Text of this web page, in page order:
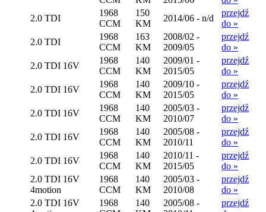
2.0 TDI
1968
CCM
150
KM
2014/06 - n/d
przejdź
do »
2.0 TDI
1968
CCM
163
KM
2008/02 -
2009/05
przejdź
do »
2.0 TDI 16V
1968
CCM
140
KM
2009/01 -
2015/05
przejdź
do »
2.0 TDI 16V
1968
CCM
140
KM
2009/10 -
2015/05
przejdź
do »
2.0 TDI 16V
1968
CCM
140
KM
2005/03 -
2010/07
przejdź
do »
2.0 TDI 16V
1968
CCM
140
KM
2005/08 -
2010/11
przejdź
do »
2.0 TDI 16V
1968
CCM
140
KM
2010/11 -
2015/05
przejdź
do »
2.0 TDI 16V
4motion
1968
CCM
140
KM
2005/03 -
2010/08
przejdź
do »
2.0 TDI 16V
1968
140
2005/08 -
przejdź